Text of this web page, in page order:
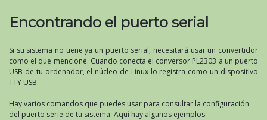
Encontrando el puerto serial
Si su sistema no tiene ya un puerto serial, necesitará usar un convertidor
como el que mencioné. Cuando conecta el conversor PL2303 a un puerto
USB de tu ordenador, el núcleo de Linux lo registra como un dispositivo
TTY USB.
Hay varios comandos que puedes usar para consultar la configuración
del puerto serie de tu sistema. Aquí hay algunos ejemplos: